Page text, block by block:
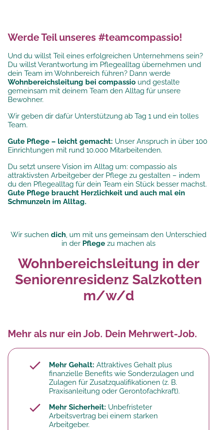
Werde Teil unseres #teamcompassio!
Und du willst Teil eines erfolgreichen Unternehmens sein?
Du willst Verantwortung im Pflegealltag übernehmen und
dein Team im Wohnbereich führen? Dann werde
Wohnbereichsleitung bei compassio und gestalte
gemeinsam mit deinem Team den Alltag für unsere
Bewohner.
Wir geben dir dafür Unterstützung ab Tag 1 und ein tolles
Team.
Gute Pflege – leicht gemacht: Unser Anspruch in über 100
Einrichtungen mit rund 10.000 Mitarbeitenden.
Du setzt unsere Vision im Alltag um: compassio als
attraktivsten Arbeitgeber der Pflege zu gestalten – indem
du den Pflegealltag für dein Team ein Stück besser machst.
Gute Pflege braucht Herzlichkeit und auch mal ein
Schmunzeln im Alltag.
Wir suchen dich, um mit uns gemeinsam den Unterschied
in der Pflege zu machen als
Wohnbereichsleitung in der
Seniorenresidenz Salzkotten
m/w/d
Mehr als nur ein Job. Dein Mehrwert-Job.
Mehr Gehalt: Attraktives Gehalt plus
finanzielle Benefits wie Sonderzulagen und
Zulagen für Zusatzqualifikationen (z. B.
Praxisanleitung oder Gerontofachkraft).
Mehr Sicherheit: Unbefristeter
Arbeitsvertrag bei einem starken
Arbeitgeber.